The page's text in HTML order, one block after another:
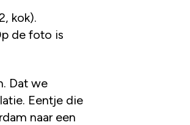
de foto is
Dat we
Eentje die
naar een